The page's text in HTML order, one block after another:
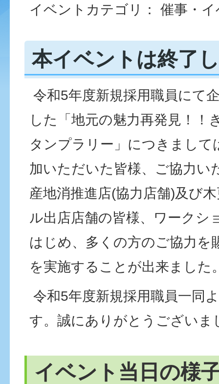
イベントカテゴリ： 催事・
本イベントは終了
令和5年度新規採用職員にて
した「地元の魅力再発見！！
タンプラリー」につきまして
加いただいた皆様、ご協力い
産地消推進店(協力店舗)及び
ル出店店舗の皆様、ワークシ
はじめ、多くの方のご協力を
を実施することが出来ました
令和5年度新規採用職員一同
す。誠にありがとうございま
イベント当日の様